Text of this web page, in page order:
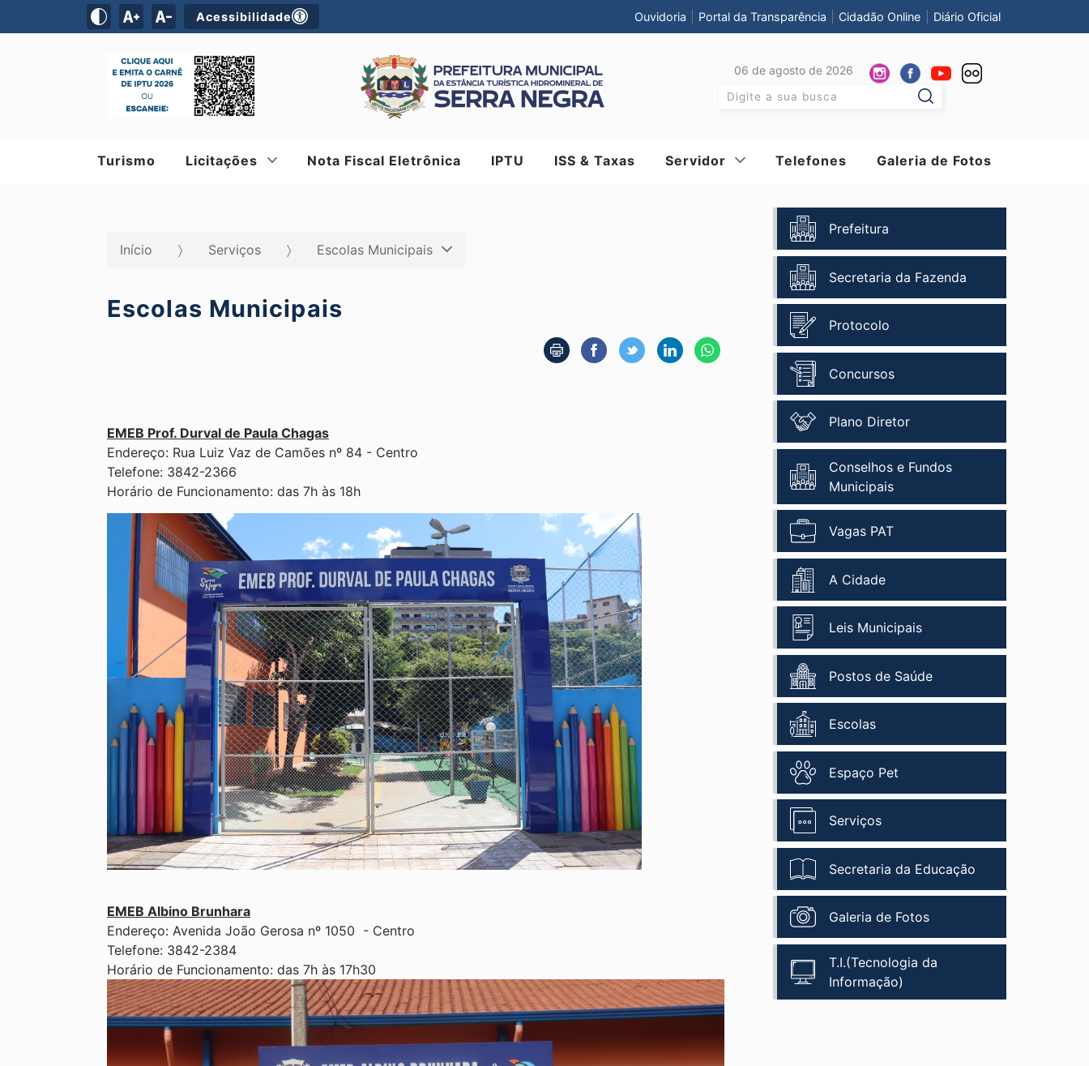
Acessibilidade Ouvidoria Portal da Transparência Cidadão Online Diário Oficial
06 de agosto de 2026
Turismo Licitações Nota Fiscal Eletrônica IPTU ISS & Taxas Servidor Telefones Galeria de Fotos
Início Serviços Escolas Municipais
Escolas Municipais
EMEB Prof. Durval de Paula Chagas
Endereço: Rua Luiz Vaz de Camões nº 84 - Centro
Telefone: 3842-2366
Horário de Funcionamento: das 7h às 18h
EMEB Albino Brunhara
Endereço: Avenida João Gerosa nº 1050 - Centro
Telefone: 3842-2384
Horário de Funcionamento: das 7h às 17h30
Prefeitura
Secretaria da Fazenda
Protocolo
Concursos
Plano Diretor
Conselhos e Fundos
Municipais
Vagas PAT
A Cidade
Leis Municipais
Postos de Saúde
Escolas
Espaço Pet
Serviços
Secretaria da Educação
Galeria de Fotos
T.I.(Tecnologia da
Informação)